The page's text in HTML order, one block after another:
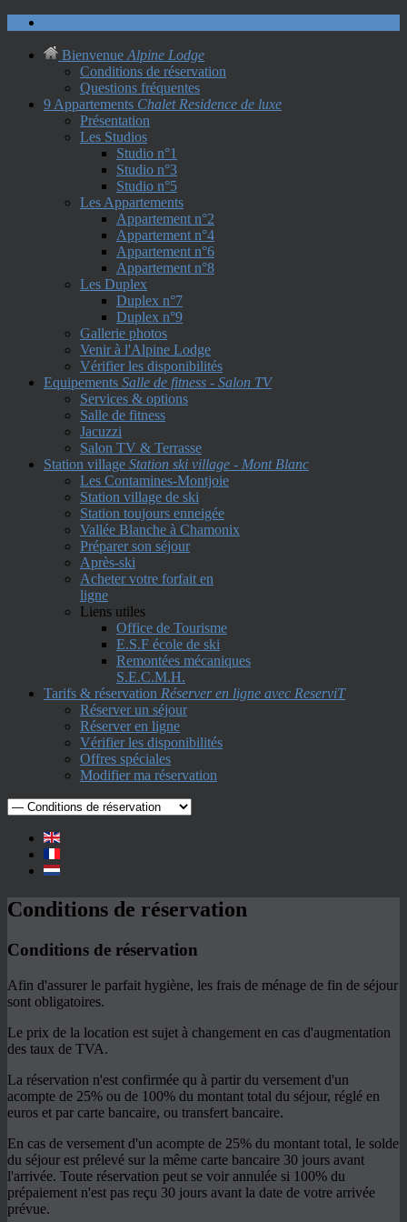
Bienvenue Alpine Lodge
Conditions de réservation
Questions fréquentes
9 Appartements Chalet Residence de luxe
Présentation
Les Studios
Studio n°1
Studio n°3
Studio n°5
Les Appartements
Appartement n°2
Appartement n°4
Appartement n°6
Appartement n°8
Les Duplex
Duplex n°7
Duplex n°9
Gallerie photos
Venir à l'Alpine Lodge
Vérifier les disponibilités
Equipements Salle de fitness - Salon TV
Services & options
Salle de fitness
Jacuzzi
Salon TV & Terrasse
Station village Station ski village - Mont Blanc
Les Contamines-Montjoie
Station village de ski
Station toujours enneigée
Vallée Blanche à Chamonix
Préparer son séjour
Après-ski
Acheter votre forfait en
ligne
Liens utiles
Office de Tourisme
E.S.F école de ski
Remontées mécaniques
S.E.C.M.H.
Tarifs & réservation Réserver en ligne avec ReserviT
Réserver un séjour
Réserver en ligne
Vérifier les disponibilités
Offres spéciales
Modifier ma réservation
Conditions de réservation
Conditions de réservation
Afin d'assurer le parfait hygiène, les frais de ménage de fin de séjour
sont obligatoires.
Le prix de la location est sujet à changement en cas d'augmentation
des taux de TVA.
La réservation n'est confirmée qu à partir du versement d'un
acompte de 25% ou de 100% du montant total du séjour, réglé en
euros et par carte bancaire, ou transfert bancaire.
En cas de versement d'un acompte de 25% du montant total, le solde
du séjour est prélevé sur la même carte bancaire 30 jours avant
l'arrivée. Toute réservation peut se voir annulée si 100% du
prépaiement n'est pas reçu 30 jours avant la date de votre arrivée
prévue.